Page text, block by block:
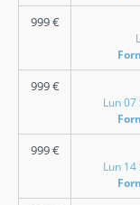
999€
999€
Lun
999€
Lun